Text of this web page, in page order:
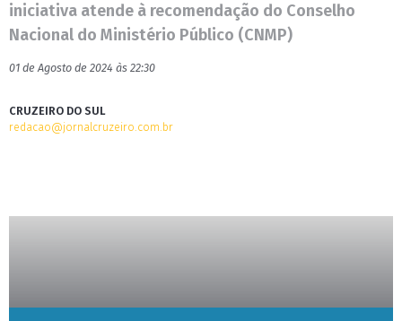
iniciativa atende à recomendação do Conselho
Nacional do Ministério Público (CNMP)
01 de Agosto de 2024 às 22:30
CRUZEIRO DO SUL
redacao@jornalcruzeiro.com.br